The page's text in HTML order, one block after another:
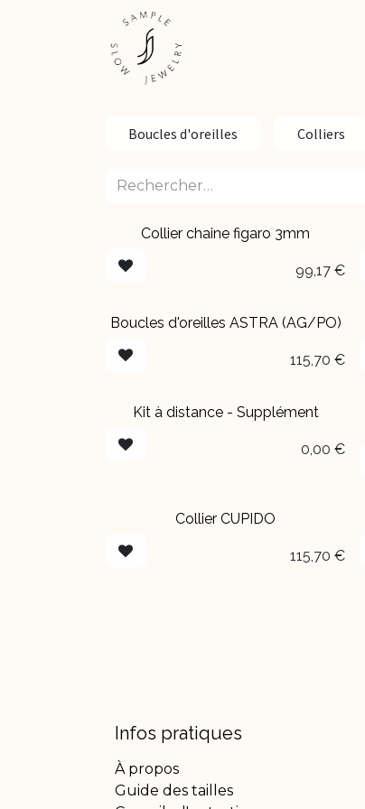
Boucles d'oreilles Colliers
Collier chaine figaro 3mm
99,17 €
Boucles d'oreilles ASTRA (AG/PO)
115,70 €
Exclusivité en ligne
Kit à distance - Supplément
0,00 €
Collier CUPIDO
115,70 €
Infos pratiques
À propos
Guide des tailles